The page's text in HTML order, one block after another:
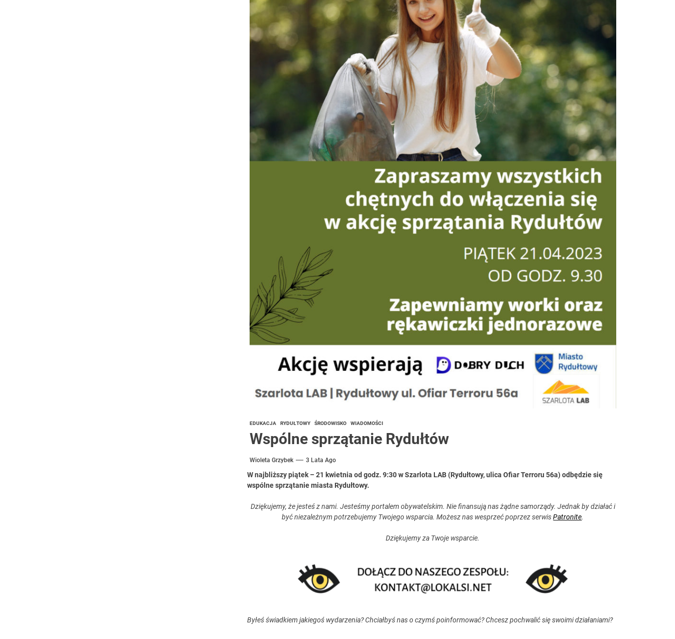
EDUKACJA RYDUŁTOWY ŚRODOWISKO WIADOMOŚCI
Wspólne sprzątanie Rydułtów
Wioleta Grzybek 3 Lata Ago
W najbliższy piątek – 21 kwietnia od godz. 9:30 w Szarlota LAB (Rydułtowy, ulica Ofiar Terroru 56a) odbędzie się
wspólne sprzątanie miasta Rydułtowy.
Dziękujemy, że jesteś z nami. Jesteśmy portalem obywatelskim. Nie finansują nas żądne samorządy. Jednak by działać i
być niezależnym potrzebujemy Twojego wsparcia. Możesz nas wesprzeć poprzez serwisPatronite.
Dziękujemy za Twoje wsparcie.
Byłeś świadkiem jakiegoś wydarzenia? Chciałbyś nas o czymś poinformować? Chcesz pochwalić się swoimi działaniami?